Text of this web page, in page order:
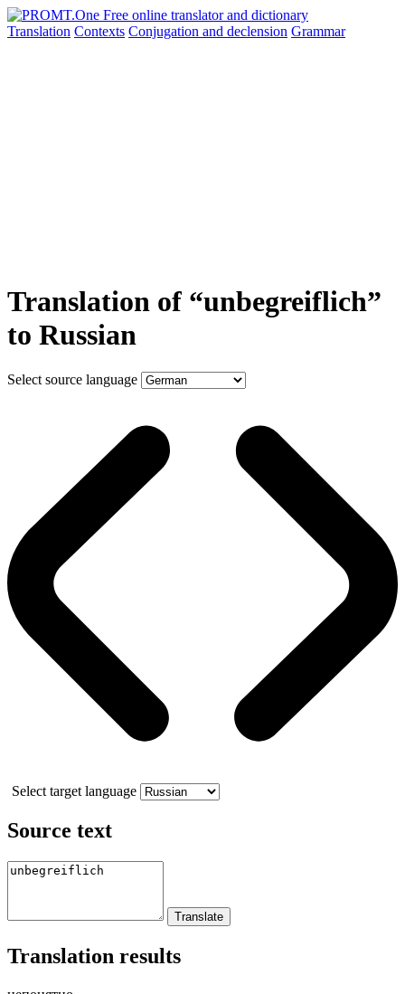
Translation Contexts Conjugation and declension Grammar
Translation of “unbegreiflich”
to Russian
Select source language
Select target language
Source text
Translation results